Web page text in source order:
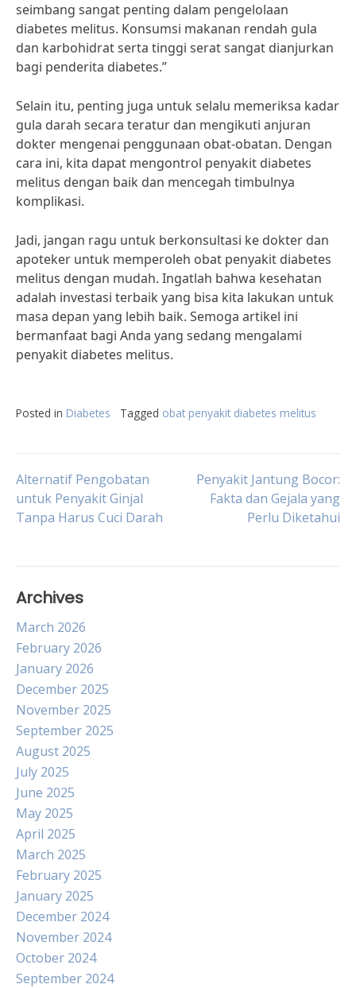
seimbang sangat penting dalam pengelolaan
diabetes melitus. Konsumsi makanan rendah gula
dan karbohidrat serta tinggi serat sangat dianjurkan
bagi penderita diabetes.”
Selain itu, penting juga untuk selalu memeriksa kadar
gula darah secara teratur dan mengikuti anjuran
dokter mengenai penggunaan obat-obatan. Dengan
cara ini, kita dapat mengontrol penyakit diabetes
melitus dengan baik dan mencegah timbulnya
komplikasi.
Jadi, jangan ragu untuk berkonsultasi ke dokter dan
apoteker untuk memperoleh obat penyakit diabetes
melitus dengan mudah. Ingatlah bahwa kesehatan
adalah investasi terbaik yang bisa kita lakukan untuk
masa depan yang lebih baik. Semoga artikel ini
bermanfaat bagi Anda yang sedang mengalami
penyakit diabetes melitus.
Posted in Diabetes Tagged obat penyakit diabetes melitus
Post
navigation
Alternatif Pengobatan
untuk Penyakit Ginjal
Tanpa Harus Cuci Darah
Penyakit Jantung Bocor:
Fakta dan Gejala yang
Perlu Diketahui
Archives
March 2026
February 2026
January 2026
December 2025
November 2025
September 2025
August 2025
July 2025
June 2025
May 2025
April 2025
March 2025
February 2025
January 2025
December 2024
November 2024
October 2024
September 2024